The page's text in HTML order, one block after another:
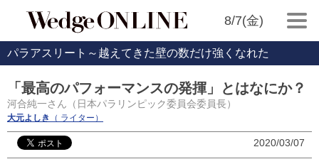
8/7(金)
パラアスリート～越えてきた壁の数だけ強くなれた
「最高のパフォーマンスの発揮」とはなにか？
河合純一さん（日本パラリンピック委員会委員長）
大元よしき （ ライター）
2020/03/07